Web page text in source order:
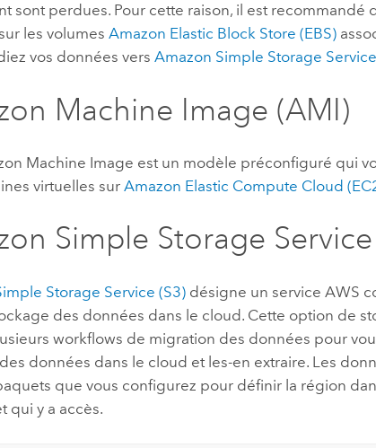
sont perdues. Pour cette raison, il est recommandé
les volumesAmazon Elastic Block Store (EBS)
vos données versAmazon Simple Storage
Machine Image (AMI)
Machine Image est un modèle préconfiguré qui
virtuelles surAmazon Elastic Compute Cloud
Simple Storage Service
Storage Service (S3) désigne un serviceAWS
des données dans le cloud. Cette option de
workflows de migration des données pour
données dans le cloud et les-en extraire. Les
que vous configurez pour définir la région
qui y a accès.